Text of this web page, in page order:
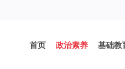
首页 政治素养 基础教